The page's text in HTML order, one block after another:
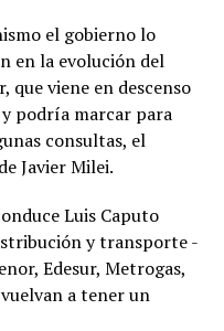
el gobierno lo
en la evolución del
que viene en descenso
podría marcar para
consultas, el
Javier Milei.
Luis Caputo
y transporte -
Edesur, Metrogas,
a tener un